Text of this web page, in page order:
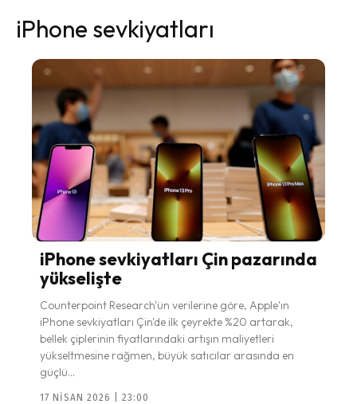
iPhone sevkiyatları
iPhone sevkiyatları Çin pazarında
yükselişte
Counterpoint Research'ün verilerine göre, Apple'ın
iPhone sevkiyatları Çin'de ilk çeyrekte %20 artarak,
bellek çiplerinin fiyatlarındaki artışın maliyetleri
yükseltmesine rağmen, büyük satıcılar arasında en
güçlü...
17 NISAN 2026 | 23:00